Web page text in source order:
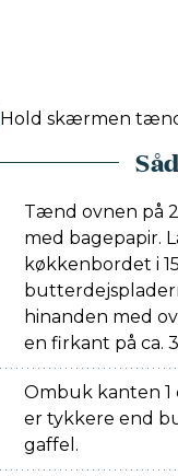
Hold skærmen
Tænd ovnen på
med bagepapir.
køkkenbordet i
hinanden med
en firkant på ca.
Ombuk kanten 1
er tykkere end
gaffel.